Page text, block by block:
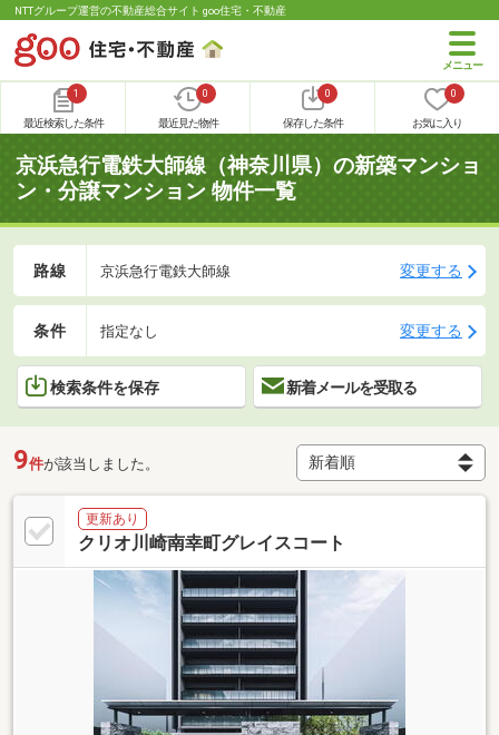
NTTグループ運営の不動産総合サイト goo住宅・不動産
1
最近検索した条件
0
最近見た物件
0
保存した条件
0
お気に入り
京浜急行電鉄大師線（神奈川県）の新築マンショ
ン・分譲マンション 物件一覧
路線 京浜急行電鉄大師線 変更する
条件 指定なし 変更する
検索条件を保存 新着メールを受取る
9件が該当しました。
更新あり
クリオ川崎南幸町グレイスコート